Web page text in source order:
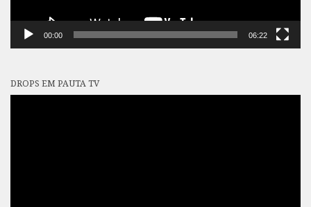
00:00 06:22
DROPS EM PAUTA TV